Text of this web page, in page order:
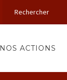
NOS ACTIONS